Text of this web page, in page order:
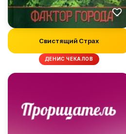
Свистящий Страх
ДЕНИС ЧЕКАЛОВ